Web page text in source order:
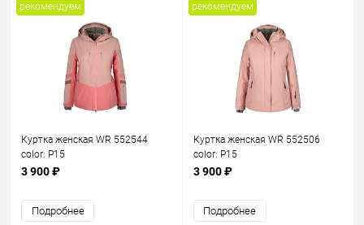
рекомендуем
Куртка женская WR 552544
color: P15
3 900 ₽
Подробнее
рекомендуем
Куртка женская WR 552506
color: P15
3 900 ₽
Подробнее